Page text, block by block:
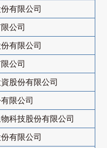
有限公司
公司
有限公司
公司
股份有限公司
限公司
科技股份有限公司
有限公司